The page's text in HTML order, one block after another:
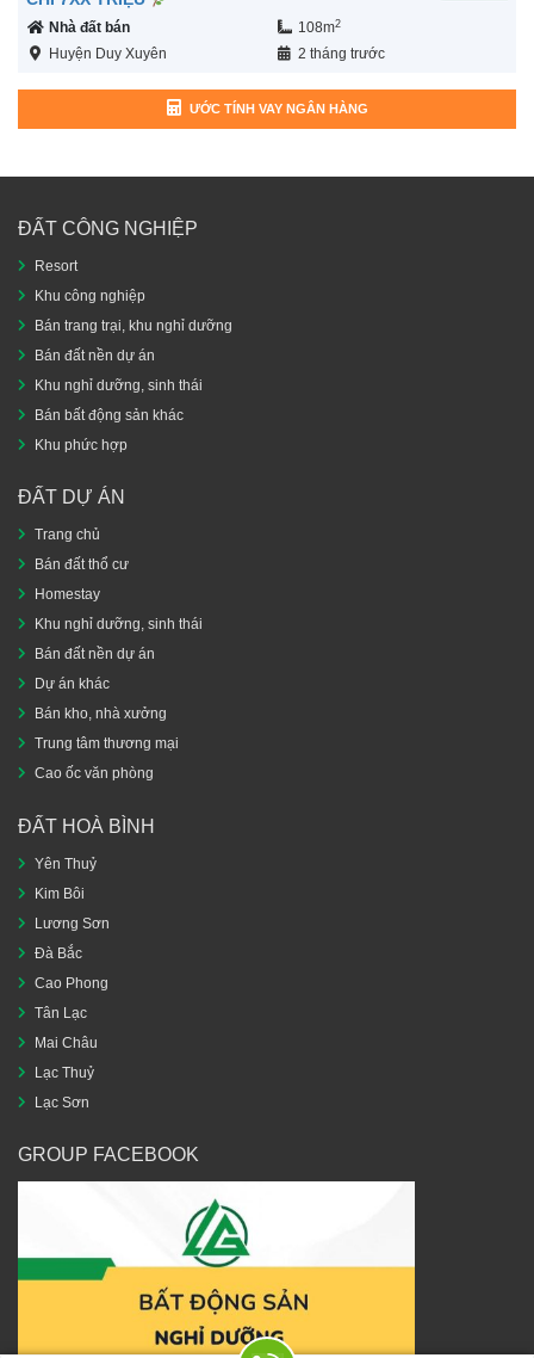
Nhà đất bán 108m2
Huyện Duy Xuyên 2 tháng trước
ƯỚC TÍNH VAY NGÂN HÀNG
ĐẤT CÔNG NGHIỆP
Resort
Khu công nghiệp
Bán trang trại, khu nghỉ dưỡng
Bán đất nền dự án
Khu nghỉ dưỡng, sinh thái
Bán bất động sản khác
Khu phức hợp
ĐẤT DỰ ÁN
Trang chủ
Bán đất thổ cư
Homestay
Khu nghỉ dưỡng, sinh thái
Bán đất nền dự án
Dự án khác
Bán kho, nhà xưởng
Trung tâm thương mại
Cao ốc văn phòng
ĐẤT HOÀ BÌNH
Yên Thuỷ
Kim Bôi
Lương Sơn
Đà Bắc
Cao Phong
Tân Lạc
Mai Châu
Lạc Thuỷ
Lạc Sơn
GROUP FACEBOOK